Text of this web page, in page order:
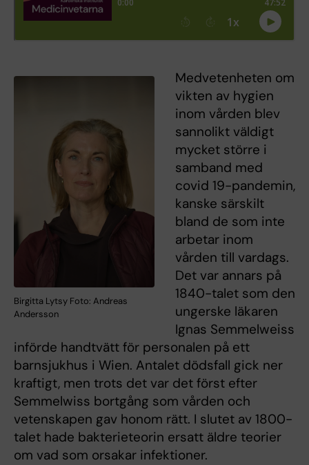
Birgitta Lytsy Foto: Andreas
Andersson
Medvetenheten om
vikten av hygien
inom vården blev
sannolikt väldigt
mycket större i
samband med
covid 19-pandemin,
kanske särskilt
bland de som inte
arbetar inom
vården till vardags.
Det var annars på
1840-talet som den
ungerske läkaren
Ignas Semmelweiss
införde handtvätt för personalen på ett
barnsjukhus i Wien. Antalet dödsfall gick ner
kraftigt, men trots det var det först efter
Semmelwiss bortgång som vården och
vetenskapen gav honom rätt. I slutet av 1800-
talet hade bakterieteorin ersatt äldre teorier
om vad som orsakar infektioner.